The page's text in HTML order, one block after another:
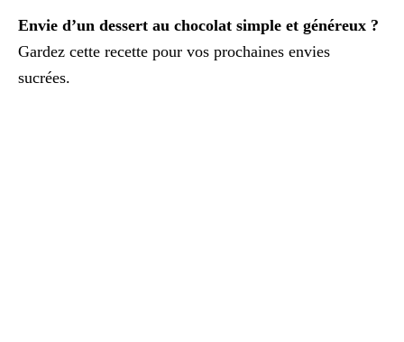
Envie d’un dessert au chocolat simple et généreux ?
Gardez cette recette pour vos prochaines envies
sucrées.